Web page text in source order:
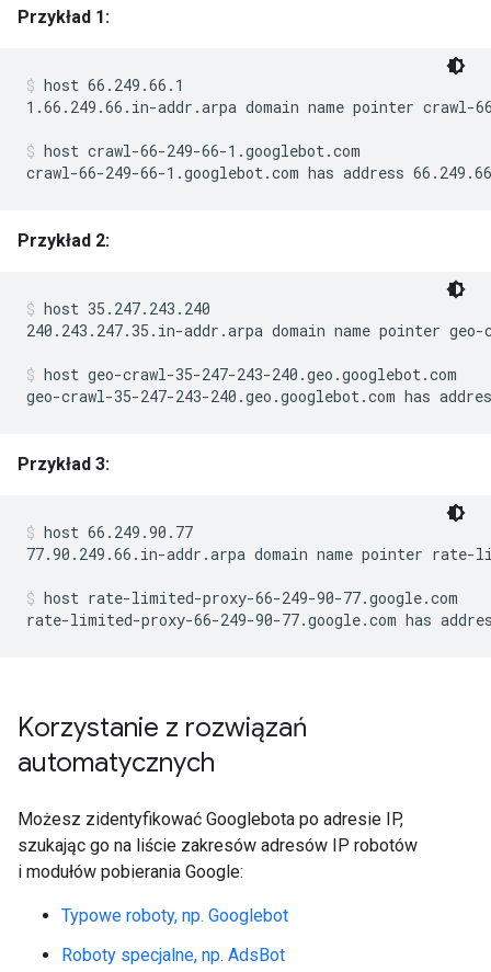
Przykład 1:
host 66.249.66.1
1.66.249.66.in-addr.arpa domain name pointer crawl-
host crawl-66-249-66-1.googlebot.com
crawl-66-249-66-1.googlebot.com has address
Przykład 2:
host 35.247.243.240
240.243.247.35.in-addr.arpa domain name pointer
host geo-crawl-35-247-243-240.geo.googlebot.com
geo-crawl-35-247-243-240.geo.googlebot.com has
Przykład 3:
host 66.249.90.77
77.90.249.66.in-addr.arpa domain name pointer rate-
host rate-limited-proxy-66-249-90-77.google.com
rate-limited-proxy-66-249-90-77.google.com has
Korzystanie z rozwiązań
automatycznych
Możesz zidentyfikować Googlebota po adresie IP,
szukając go na liście zakresów adresów IP robotów
i modułów pobierania Google:
Typowe roboty, np. Googlebot
Roboty specjalne, np. AdsBot